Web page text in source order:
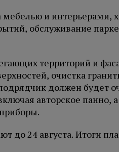
мебелью и интерьерами,
обслуживание
территорий и
очистка
должен будет
авторское панно,
до 24 августа. Итоги